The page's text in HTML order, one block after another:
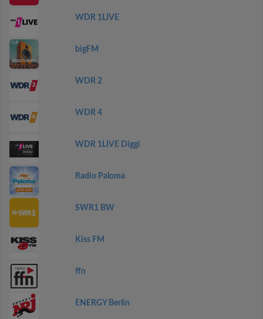
WDR 1LIVE
bigFM
WDR 2
WDR 4
WDR 1LIVE Diggi
Radio Paloma
SWR1 BW
Kiss FM
ffn
ENERGY Berlin